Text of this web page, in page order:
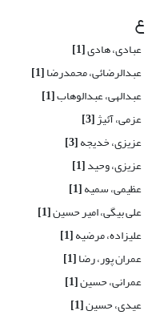
ع
عبادی، هادی[1]
عبدالرضائی، محمدرضا[1]
عبدالهی، عبدالوهاب[1]
عزمی، آئیژ[3]
عزیزی، خدیجه[3]
عزیزی، وحید[1]
عظیمی، سمیه[1]
علی بیگی، امیر حسین[1]
علیزاده، مرضیه[1]
عمران پور، رضا[1]
عمرانی، حسین[1]
عیدی، حسین[1]